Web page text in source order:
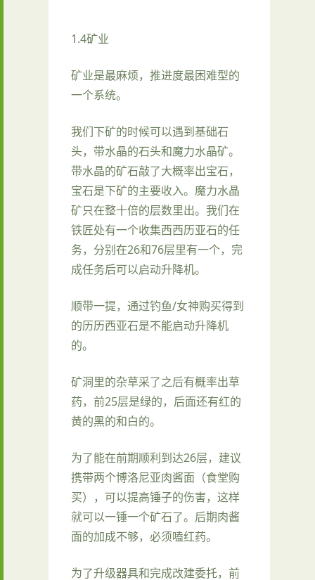
1.4矿业
矿业是最麻烦，推进度最困难型的
一个系统。
我们下矿的时候可以遇到基础石
头，带水晶的石头和魔力水晶矿。
带水晶的矿石敲了大概率出宝石，
宝石是下矿的主要收入。魔力水晶
矿只在整十倍的层数里出。我们在
铁匠处有一个收集西西历亚石的任
务，分别在26和76层里有一个，完
成任务后可以启动升降机。
顺带一提，通过钓鱼/女神购买得到
的历历西亚石是不能启动升降机
的。
矿洞里的杂草采了之后有概率出草
药，前25层是绿的，后面还有红的
黄的黑的和白的。
为了能在前期顺利到达26层，建议
携带两个博洛尼亚肉酱面（食堂购
买），可以提高锤子的伤害，这样
就可以一锤一个矿石了。后期肉酱
面的加成不够，必须嗑红药。
为了升级器具和完成改建委托，前